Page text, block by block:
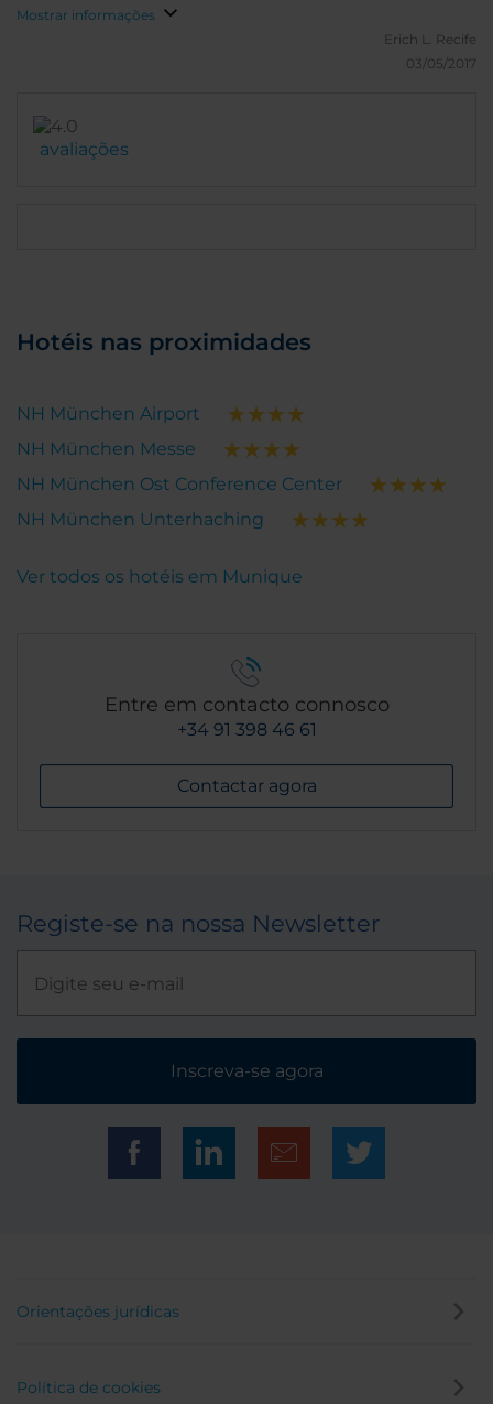
Mostrar informações
Erich L. Recife
03/05/2017
avaliações
Hotéis nas proximidades
NH München Airport
NH München Messe
NH München Ost Conference Center
NH München Unterhaching
Ver todos os hotéis em Munique
Entre em contacto connosco
+34 91 398 46 61
Contactar agora
Registe-se na nossa Newsletter
Inscreva-se agora
Orientações jurídicas
Política de cookies